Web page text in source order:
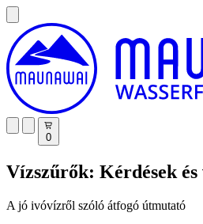
0
Vízszűrők: Kérdések és
A jó ivóvízről szóló átfogó útmutató